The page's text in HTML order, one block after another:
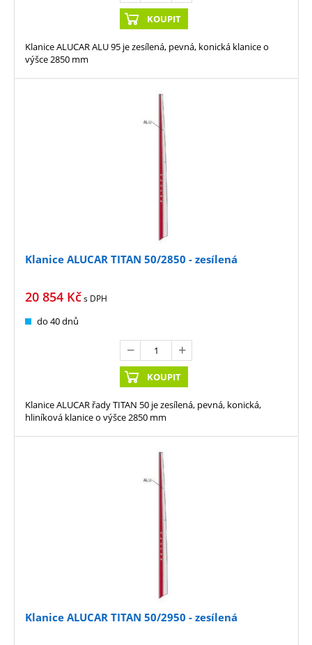
KOUPIT
Klanice ALUCAR ALU 95 je zesílená, pevná, konická klanice o
výšce 2850 mm
Klanice ALUCAR TITAN 50/2850 - zesílená
20 854 Kčs DPH
do 40 dnů
KOUPIT
Klanice ALUCAR řady TITAN 50 je zesílená, pevná, konická,
hliníková klanice o výšce 2850 mm
Klanice ALUCAR TITAN 50/2950 - zesílená